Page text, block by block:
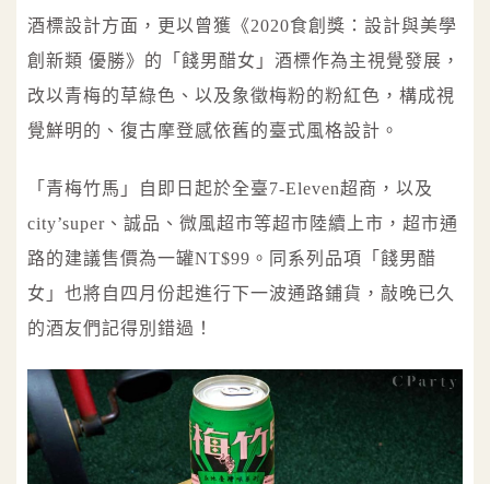
酒標設計方面，更以曾獲《2020食創獎：設計與美學
創新類 優勝》的「餞男醋女」酒標作為主視覺發展，
改以青梅的草綠色、以及象徵梅粉的粉紅色，構成視
覺鮮明的、復古摩登感依舊的臺式風格設計。
「青梅竹馬」自即日起於全臺7-Eleven超商，以及
city’super、誠品、微風超市等超市陸續上市，超市通
路的建議售價為一罐NT$99。同系列品項「餞男醋
女」也將自四月份起進行下一波通路鋪貨，敲晚已久
的酒友們記得別錯過！